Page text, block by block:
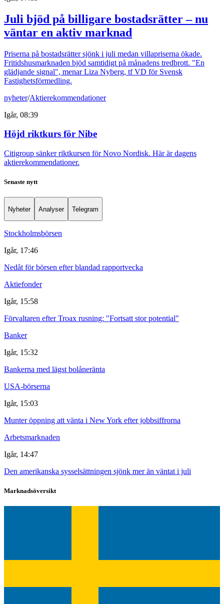
Juli bjöd på billigare bostadsrätter – nu
väntar en aktiv marknad
Priserna på bostadsrätter sjönk i juli medan villapriserna ökade.
Fritidshusmarknaden bjöd samtidigt på månadens tredbrott. "En
glädjande signal", menar Liza Nyberg, tf VD för Svensk
Fastighetsförmedling.
nyheter/Aktierekommendationer
Igår, 08:39
Höjd riktkurs för Nibe
Citigroup sänker riktkursen för Novo Nordisk. Här är dagens
aktierekommendationer.
Senaste nytt
Nyheter Analyser Telegram
Stockholmsbörsen
Igår, 17:46
Nedåt för börsen efter blandad rapportvecka
Aktiefonder
Igår, 15:58
Förvaltaren efter Troax rusning: "Fortsatt stor potential"
Banker
Igår, 15:32
Bankerna med lägst bolåneränta
USA-börserna
Igår, 15:03
Munter öppning att vänta i New York efter jobbsiffrorna
Arbetsmarknaden
Igår, 14:47
Den amerikanska sysselsättningen sjönk mer än väntat i juli
Marknadsöversikt